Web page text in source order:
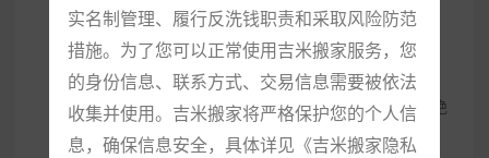
专属顾问
打造一对一专属搬家顾
问，快速响应
收费透明
在线下单，明码标价，绝
不坐地起价。
实名制管理、履行反洗钱职责和采取风险防范
措施。为了您可以正常使用吉米搬家服务，您
的身份信息、联系方式、交易信息需要被依法
收集并使用。吉米搬家将严格保护您的个人信
息，确保信息安全，具体详见《吉米搬家隐私